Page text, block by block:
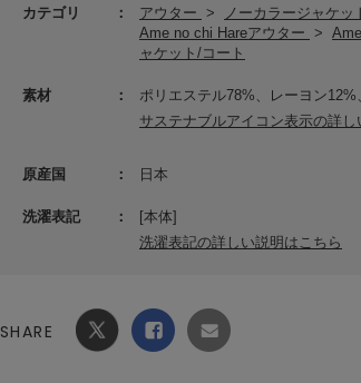
カテゴリ アウター >
ノーカラージャケッ
Ame no chi Hareアウター >
ャケット/コート
素材
ポリエステル78%、レーヨン
サステナブルアイコン表示の詳し
原産国 日本
洗濯表記
[本体]
洗濯表記の詳しい説明はこちら
SHARE